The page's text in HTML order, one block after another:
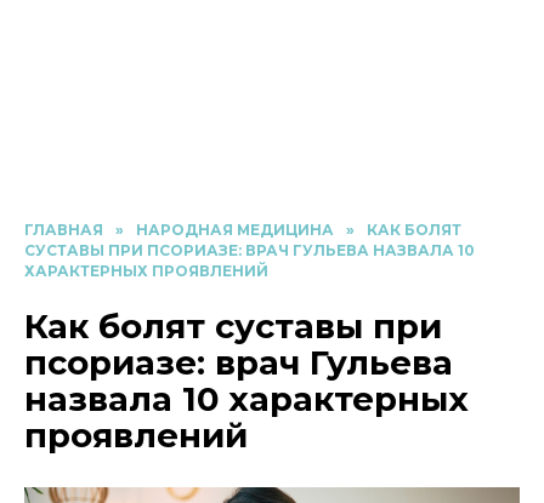
ГЛАВНАЯ » НАРОДНАЯ МЕДИЦИНА »
КАК БОЛЯТ
СУСТАВЫ ПРИ ПСОРИАЗЕ: ВРАЧ ГУЛЬЕВА НАЗВАЛА 10
ХАРАКТЕРНЫХ ПРОЯВЛЕНИЙ
Как болят суставы при
псориазе: врач Гульева
назвала 10 характерных
проявлений